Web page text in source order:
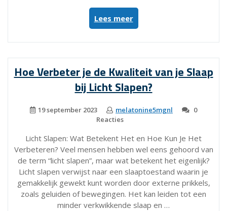
Lees meer“Het
Belang
van
voor
een
Goede
Nachtrust”
Hoe Verbeter je de Kwaliteit van je Slaap
bij Licht Slapen?
19 september 2023 melatonine5mgnl
0
Reacties
Licht Slapen: Wat Betekent Het en Hoe Kun Je Het
Verbeteren? Veel mensen hebben wel eens gehoord van
de term “licht slapen”, maar wat betekent het eigenlijk?
Licht slapen verwijst naar een slaaptoestand waarin je
gemakkelijk gewekt kunt worden door externe prikkels,
zoals geluiden of bewegingen. Het kan leiden tot een
minder verkwikkende slaap en …